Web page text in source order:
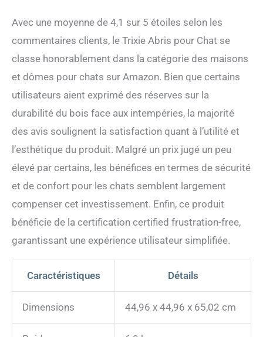
Avec une moyenne de 4,1 sur 5 étoiles selon les
commentaires clients, le Trixie Abris pour Chat se
classe honorablement dans la catégorie des maisons
et dômes pour chats sur Amazon. Bien que certains
utilisateurs aient exprimé des réserves sur la
durabilité du bois face aux intempéries, la majorité
des avis soulignent la satisfaction quant à l’utilité et
l’esthétique du produit. Malgré un prix jugé un peu
élevé par certains, les bénéfices en termes de sécurité
et de confort pour les chats semblent largement
compenser cet investissement. Enfin, ce produit
bénéficie de la certification certified frustration-free,
garantissant une expérience utilisateur simplifiée.
Caractéristiques Détails
Dimensions 44,96 x 44,96 x 65,02 cm